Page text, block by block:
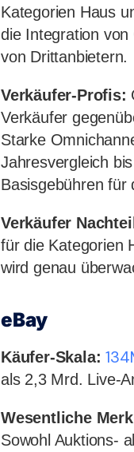
Kategorien Haus
die Integration
von Drittanbietern.
Verkäufer-Profis:
Verkäufer
Starke
Jahresvergleich
Basisgebühren für
Verkäufer
für die Kategorien
wird genau
eBay
Käufer-Skala:
als 2,3 Mrd. Live-
Wesentliche
Sowohl Auktions-